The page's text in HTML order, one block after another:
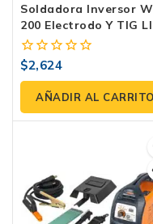
Soldadora Inversor
200 Electrodo Y TIG
200 Amp Weld Force
0
fuera
5
$2,624
AÑADIR AL CARRITO